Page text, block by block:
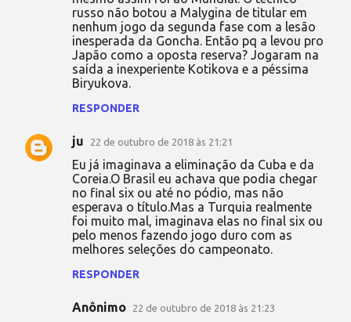
russo não botou a Malygina de titular em
nenhum jogo da segunda fase com a lesão
inesperada da Goncha. Então pq a levou pro
Japão como a oposta reserva? Jogaram na
saída a inexperiente Kotikova e a péssima
Biryukova.
RESPONDER
ju 22 de outubro de 2018 às 21:21
Eu já imaginava a eliminação da Cuba e da
Coreia.O Brasil eu achava que podia chegar
no final six ou até no pódio, mas não
esperava o título.Mas a Turquia realmente
foi muito mal, imaginava elas no final six ou
pelo menos fazendo jogo duro com as
melhores seleções do campeonato.
RESPONDER
Anônimo 22 de outubro de 2018 às 21:23